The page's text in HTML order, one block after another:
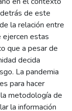
de este
la relación entre
ejercen estas
que a pesar de
decida
La pandemia
para hacer
metodología de
la información